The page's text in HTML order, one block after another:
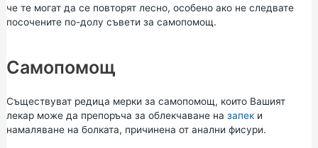
че те могат да се повторят лесно, особено ако не следвате
посочените по-долу съвети за самопомощ.
Самопомощ
Съществуват редица мерки за самопомощ, които Вашият
лекар може да препоръча за облекчаване на запеки
намаляване на болката, причинена от анални фисури.